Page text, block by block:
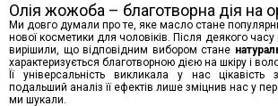
Олія жожоба – благотворна дія на
Ми довго думали про те, яке масло стане
нової косметики для чоловіків. Після деякого часу
вирішили, що відповідним вибором стане
характеризується благотворною дією на шкіру і
Їїуніверсальність викликала у нас
подальший аналізїї ефектів лише зміцнив нас у
ми шукали.